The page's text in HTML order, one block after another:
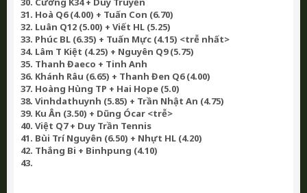
31. Hoà Q6 (4.00) + Tuấn Con (6.70)
32. Luân Q12 (5.00) + Viết HL (5.25)
33. Phúc BL (6.35) + Tuấn Mực (4.15) <trễ nhất>
34. Lâm T Kiệt (4.25) + Nguyên Q9 (5.75)
35. Thanh Đaeco + Tinh Anh
36. Khánh Râu (6.65) + Thanh Đen Q6 (4.00)
37. Hoàng Hùng TP + Hai Hope (5.0)
38. Vinhdathuynh (5.85) + Trần Nhật An (4.75)
39. Ku Ân (3.50) + Dũng Ócar <trễ>
40. Việt Q7 + Duy Trần Tennis
41. Bùi Trí Nguyên (6.50) + Nhựt HL (4.20)
42. Thắng Bi + Binhpung (4.10)
43.